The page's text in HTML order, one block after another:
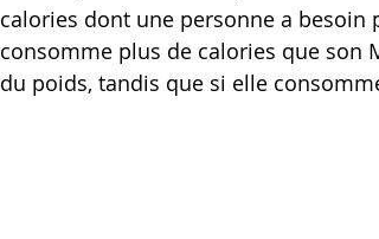
calories dont une personne a
consomme plus de calories que son
du poids, tandis que si elle